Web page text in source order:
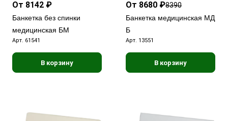
От 8142 ₽
Банкетка без спинки
медицинская БМ
Арт. 61541
В корзину
От 8680 ₽8390
Банкетка медицинская МД
Б
Арт. 13551
В корзину